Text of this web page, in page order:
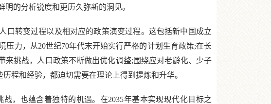
的分析锐度和更历久弥新的洞见。
转变过程以及相对应的政策演变过程。这包括新中国成立
力，从20世纪70年代末开始实行严格的计划生育政策;在长
挑战，人口政策不断做出优化调整;围绕应对老龄化、少子
程和经验，都迫切需要在理论上得到提炼和升华。
也蕴含着独特的机遇。在2035年基本实现现代化目标之